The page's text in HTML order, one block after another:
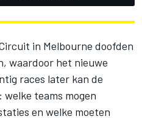
in Melbourne doofden
waardoor het nieuwe
races later kan de
teams mogen
en welke moeten